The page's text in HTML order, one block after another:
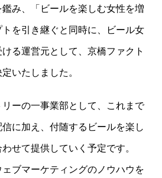
み、「ビールを楽しむ女性を増
を引き継ぐと同時に、ビール女
る運営元として、京橋ファクト
いたしました。
ーの一事業部として、これまで
に加え、付随するビールを楽し
せて提供していく予定です。
ブマーケティングのノウハウを